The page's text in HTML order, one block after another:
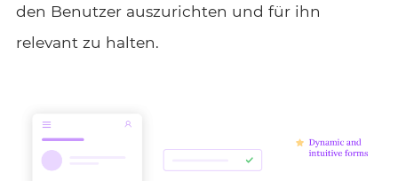
den Benutzer auszurichten und für ihn
relevant zu halten.